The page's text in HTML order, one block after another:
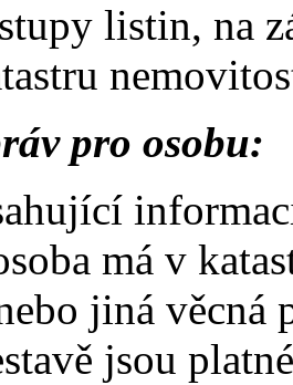
listin, na
pro osobu:
má v
jiná věcná
jsou